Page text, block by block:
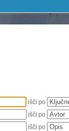
išči po
išči po
išči po